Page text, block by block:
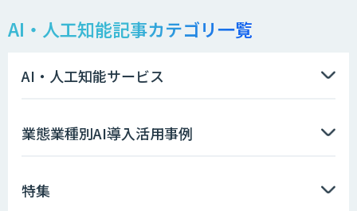
AI・人工知能記事カテゴリ一覧
AI・人工知能サービス
業態業種別AI導入活用事例
特集